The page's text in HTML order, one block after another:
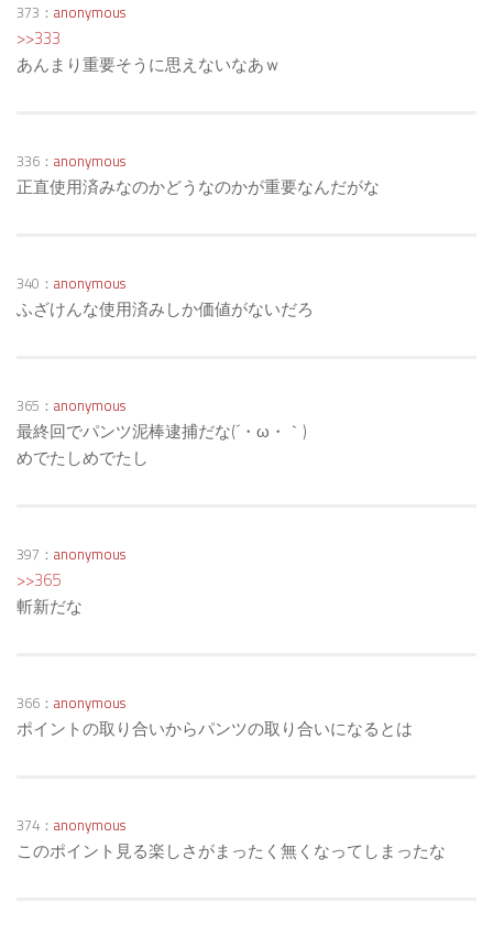
373： anonymous
>>333
あんまり重要そうに思えないなあｗ
336： anonymous
正直使用済みなのかどうなのかが重要なんだがな
340： anonymous
ふざけんな使用済みしか価値がないだろ
365： anonymous
最終回でパンツ泥棒逮捕だな(´・ω・｀)
めでたしめでたし
397： anonymous
>>365
斬新だな
366： anonymous
ポイントの取り合いからパンツの取り合いになるとは
374： anonymous
このポイント見る楽しさがまったく無くなってしまったな